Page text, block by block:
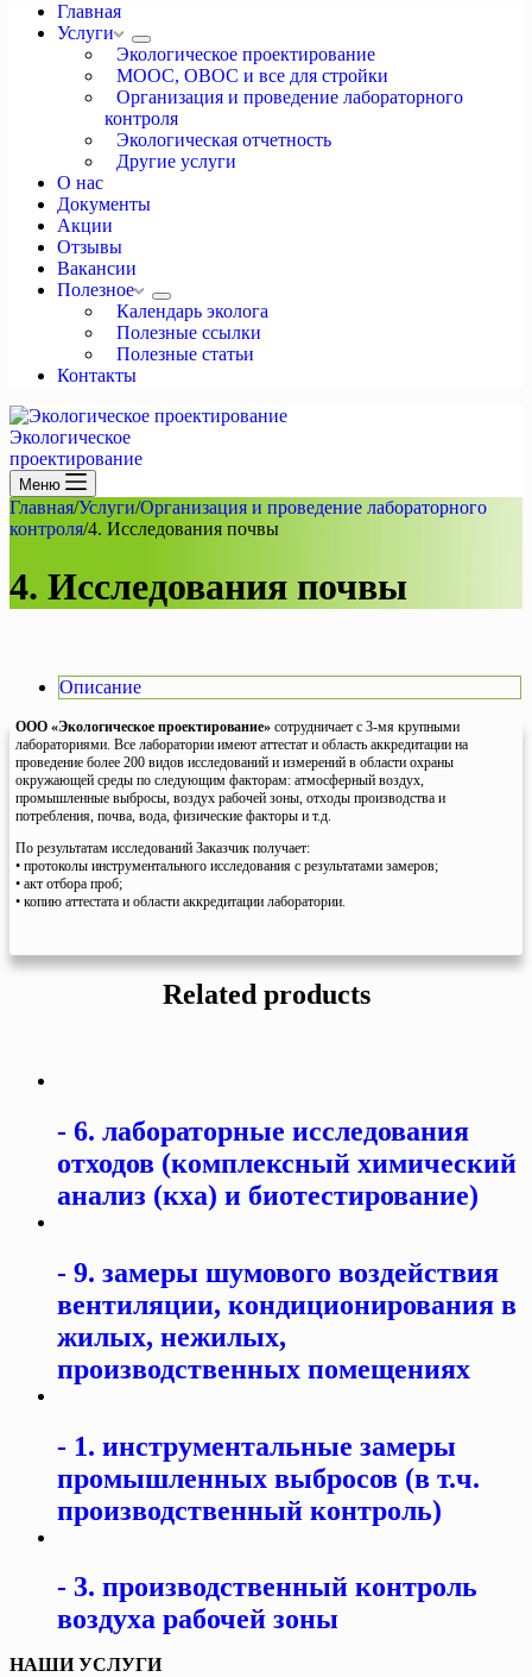
Главная
Услуги
Экологическое проектирование
МООС, ОВОС и все для стройки
Организация и проведение лабораторного
контроля
Экологическая отчетность
Другие услуги
О нас
Документы
Акции
Отзывы
Вакансии
Полезное
Календарь эколога
Полезные ссылки
Полезные статьи
Контакты
Экологическое
проектирование
Меню
Главная/Услуги/Организация и проведение лабораторного
контроля/4. Исследования почвы
4. Исследования почвы
Описание
ООО «Экологическое проектирование» сотрудничает с 3-мя крупными
лабораториями. Все лаборатории имеют аттестат и область аккредитации на
проведение более 200 видов исследований и измерений в области охраны
окружающей среды по следующим факторам: атмосферный воздух,
промышленные выбросы, воздух рабочей зоны, отходы производства и
потребления, почва, вода, физические факторы и т.д.
По результатам исследований Заказчик получает:
• протоколы инструментального исследования с результатами замеров;
• акт отбора проб;
• копию аттестата и области аккредитации лаборатории.
Related products
6. лабораторные исследования
отходов (комплексный химический
анализ (кха) и биотестирование)
9. замеры шумового воздействия
вентиляции, кондиционирования в
жилых, нежилых,
производственных помещениях
1. инструментальные замеры
промышленных выбросов (в т.ч.
производственный контроль)
3. производственный контроль
воздуха рабочей зоны
НАШИ УСЛУГИ